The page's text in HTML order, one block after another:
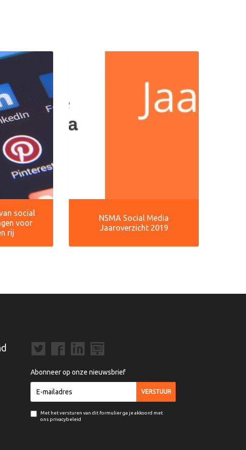
social
voor
rij
NSMA Social Media
Jaaroverzicht 2019
Abonneer op onze nieuwsbrief
Met het versturen van dit formulier ga je akkoord met
ons privacybeleid